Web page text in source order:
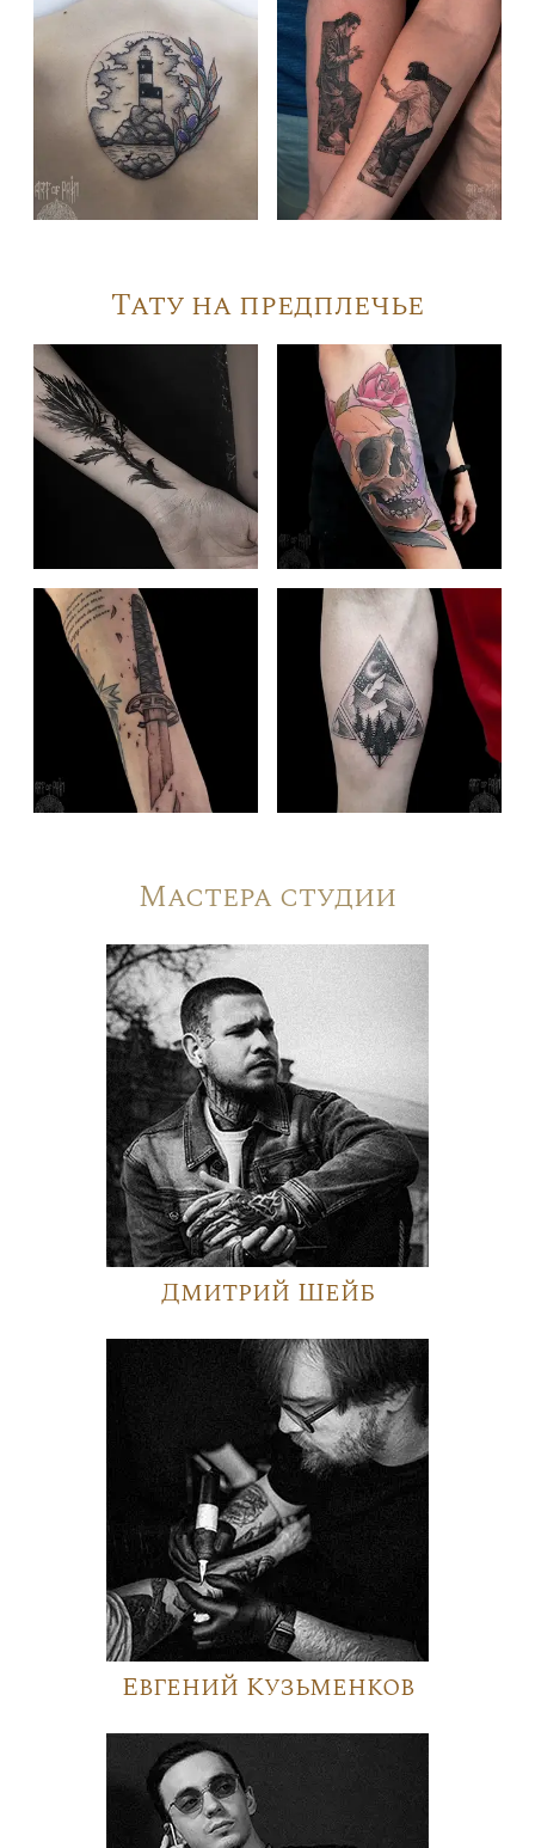
Тату на предплечье
Мастера студии
Дмитрий Шейб
Евгений Кузьменков